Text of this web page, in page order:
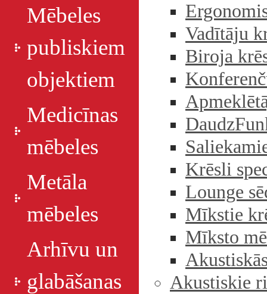
Mēbeles
publiskiem
objektiem
Medicīnas
mēbeles
Metāla
mēbeles
Arhīvu un
glabāšanas
Vadītāju
Biroja
Krēsli
Lounge
Mīkstie
Mīksto
Akustiskie